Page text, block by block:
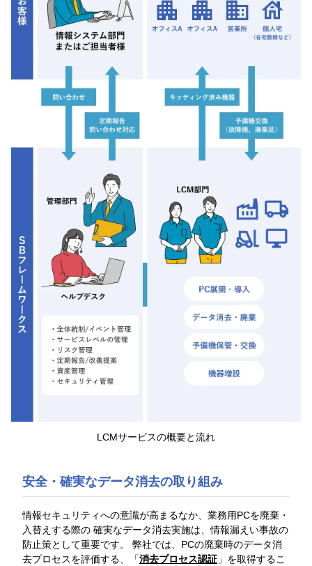
LCMサービスの概要と流れ
安全・確実なデータ消去の取り組み
情報セキュリティへの意識が高まるなか、業務用PCを廃棄・
入替えする際の 確実なデータ消去実施は、情報漏えい事故の
防止策として重要です。 弊社では、PCの廃棄時のデータ消
去プロセスを評価する、「消去プロセス認証 」を取得するこ